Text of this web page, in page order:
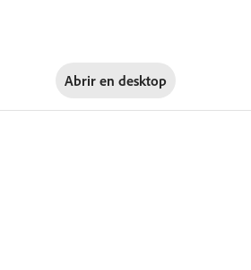
Abrir en desktop